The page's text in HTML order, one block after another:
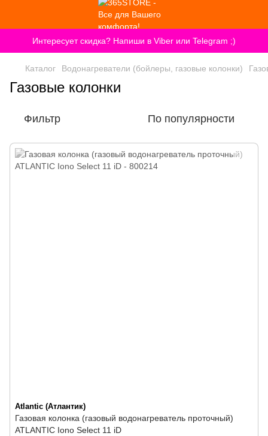
Интересует скидка? Напиши в Viber или Telegram ;)
Каталог Водонагреватели (бойлеры, газовые колонки)
Газовые колонки
Фильтр По популярности
Atlantic (Атлантик)
Газовая колонка (газовый водонагреватель проточный)
ATLANTIC Iono Select 11 iD